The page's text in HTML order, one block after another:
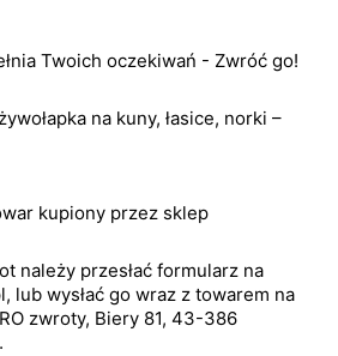
Twoich oczekiwań - Zwróć go!
na kuny, łasice, norki –
kupiony przez sklep
należy przesłać formularz na
lub wysłać go wraz z towarem na
zwroty, Biery 81, 43-386